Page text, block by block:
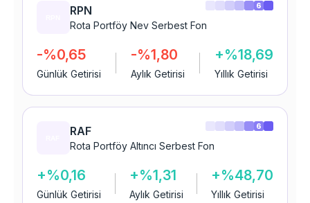
RPN
Rota Portföy Nev Serbest Fon
-%0,65
Günlük Getirisi
-%1,80
Aylık Getirisi
+%18,69
Yıllık Getirisi
6
RAF
Rota Portföy Altıncı Serbest Fon
+%0,16
Günlük Getirisi
+%1,31
Aylık Getirisi
+%48,70
Yıllık Getirisi
6